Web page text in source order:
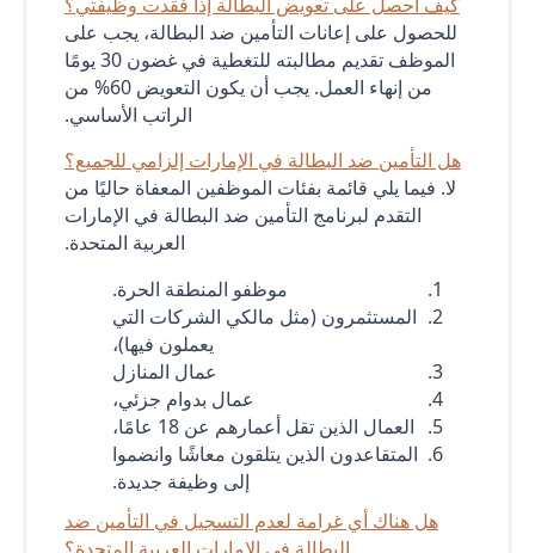
للحصول على إعانات التأمين ضد البطالة، يجب على
الموظف تقديم مطالبته للتغطية في غضون 30 يومًا
من إنهاء العمل. يجب أن يكون التعويض 60% من
الراتب الأساسي.
هل التأمين ضد البطالة في الإمارات إلزامي للجميع؟
لا. فيما يلي قائمة بفئات الموظفين المعفاة حاليًا من
التقدم لبرنامج التأمين ضد البطالة في الإمارات
العربية المتحدة.
موظفو المنطقة الحرة.
المستثمرون (مثل مالكي الشركات التي
يعملون فيها)،
عمال المنازل
عمال بدوام جزئي،
العمال الذين تقل أعمارهم عن 18 عامًا،
المتقاعدون الذين يتلقون معاشًا وانضموا
إلى وظيفة جديدة.
هل هناك أي غرامة لعدم التسجيل في التأمين ضد